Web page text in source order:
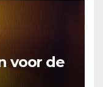
voor de